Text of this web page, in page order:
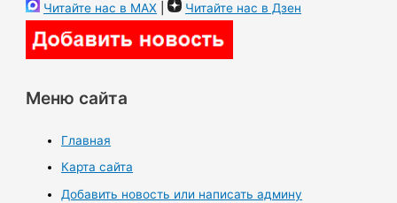
Читайте нас в MAX | Читайте нас в Дзен
Меню сайта
Главная
Карта сайта
Добавить новость или написать админу